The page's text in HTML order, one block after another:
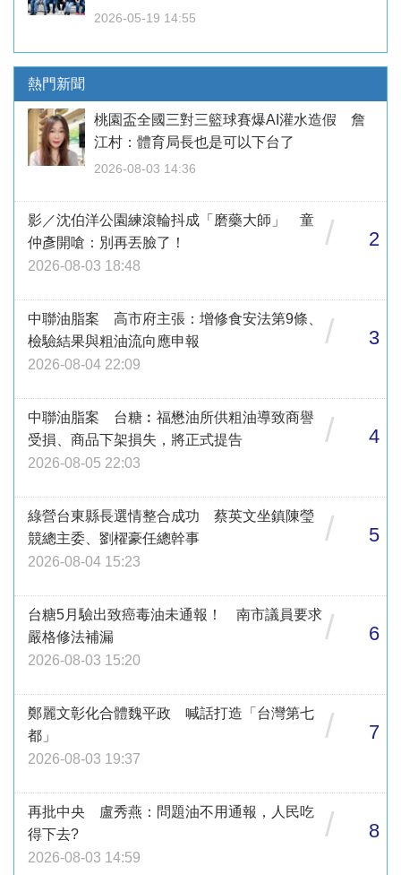
2026-05-19 14:55
熱門新聞
桃園盃全國三對三籃球賽爆AI灌水造假 詹
江村：體育局長也是可以下台了
2026-08-03 14:36
影／沈伯洋公園練滾輪抖成「磨藥大師」 童
仲彥開嗆：別再丟臉了！
2026-08-03 18:48
/ 2
中聯油脂案 高市府主張：增修食安法第9條、
檢驗結果與粗油流向應申報
2026-08-04 22:09
/ 3
中聯油脂案 台糖︰福懋油所供粗油導致商譽
受損、商品下架損失，將正式提告
2026-08-05 22:03
/ 4
綠營台東縣長選情整合成功 蔡英文坐鎮陳瑩
競總主委、劉櫂豪任總幹事
2026-08-04 15:23
/ 5
台糖5月驗出致癌毒油未通報！ 南市議員要求
嚴格修法補漏
2026-08-03 15:20
/ 6
鄭麗文彰化合體魏平政 喊話打造「台灣第七
都」
2026-08-03 19:37
/ 7
再批中央 盧秀燕：問題油不用通報，人民吃
得下去?
2026-08-03 14:59
/ 8